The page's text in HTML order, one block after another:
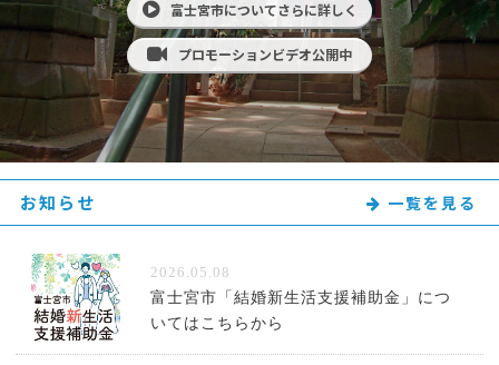
富士宮市についてさらに詳しく
プロモーションビデオ公開中
お知らせ 一覧を見る
2026.05.08
富士宮市「結婚新生活支援補助金」につ
いてはこちらから